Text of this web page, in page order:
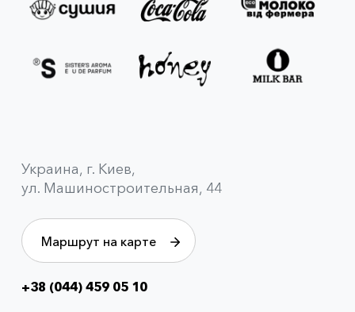
Украина, г. Киев,
ул. Машиностроительная, 44
Маршрут на карте
+38 (044) 459 05 10